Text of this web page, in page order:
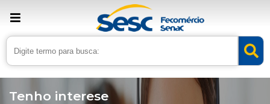
Tenho interese